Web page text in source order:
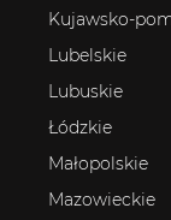
Kujawsko-
Lubelskie
Lubuskie
Łódzkie
Małopolskie
Mazowieckie